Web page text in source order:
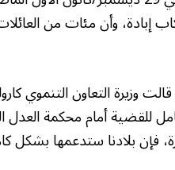
إبادة، وأن مئات من
وزيرة التعاون التنموي
للقضية أمام محكمة
فإن بلادنا ستدعمها بشكل